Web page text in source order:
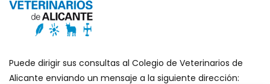
Puede dirigir sus consultas al Colegio de Veterinarios de
Alicante enviando un mensaje a la siguiente dirección: